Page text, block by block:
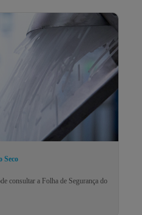
Seco
consultar a Folha de Segurança do